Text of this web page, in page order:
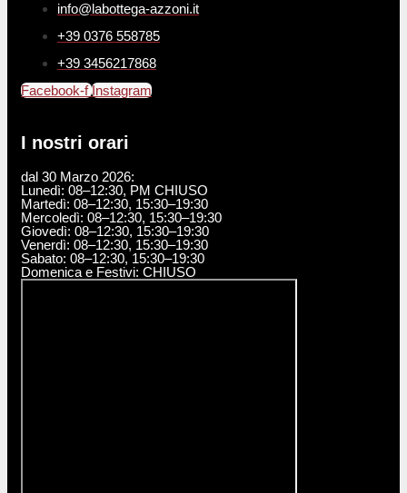
info@labottega-azzoni.it
+39 0376 558785
+39 3456217868
Facebook-f Instagram
I nostri orari
dal 30 Marzo 2026:
Lunedì: 08–12:30, PM CHIUSO
Martedì: 08–12:30, 15:30–19:30
Mercoledì: 08–12:30, 15:30–19:30
Giovedì: 08–12:30, 15:30–19:30
Venerdì: 08–12:30, 15:30–19:30
Sabato: 08–12:30, 15:30–19:30
Domenica e Festivi: CHIUSO